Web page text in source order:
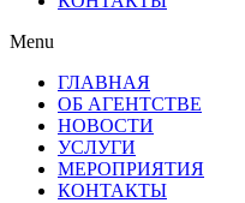
Menu
ГЛАВНАЯ
ОБ АГЕНТСТВЕ
НОВОСТИ
УСЛУГИ
МЕРОПРИЯТИЯ
КОНТАКТЫ